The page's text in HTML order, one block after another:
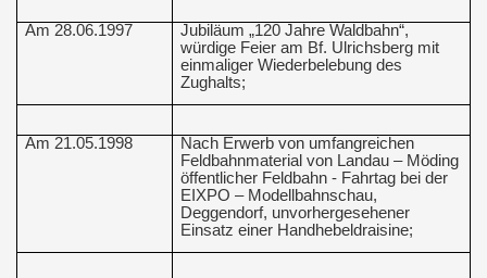
Am 28.06.1997
Jubiläum „120 Jahre Waldbahn“,
würdige Feier am Bf. Ulrichsberg mit
einmaliger Wiederbelebung des
Zughalts;
Am 21.05.1998
Nach Erwerb von umfangreichen
Feldbahnmaterial von Landau – Möding
öffentlicher Feldbahn - Fahrtag bei der
EIXPO – Modellbahnschau,
Deggendorf, unvorhergesehener
Einsatz einer Handhebeldraisine;